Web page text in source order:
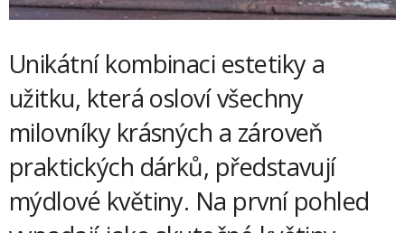
Unikátní kombinaci estetiky a
užitku, která osloví všechny
milovníky krásných a zároveň
praktických dárků, představují
mýdlové květiny. Na první pohled